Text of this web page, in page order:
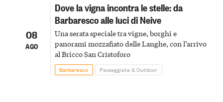
08
AGO
Dove la vigna incontra le stelle: da
Barbaresco alle luci di Neive
Una serata speciale tra vigne, borghi e
panorami mozzafiato delle Langhe, con l’arrivo
al Bricco San Cristoforo
Barbaresco Passeggiate & Outdoor